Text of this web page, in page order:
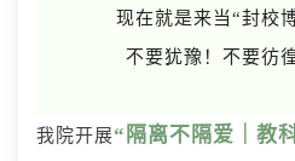
现在就是来当“封校
不要犹豫！不要彷
我院开展“隔离不隔爱｜教